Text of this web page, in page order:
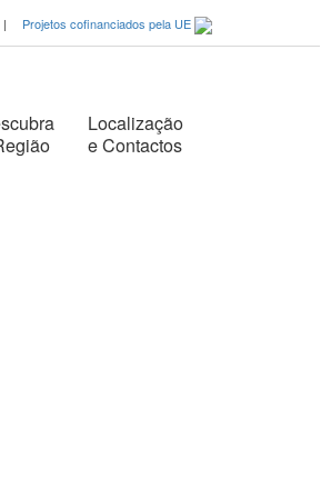
| Projetos cofinanciados pela UE
Localização
e Contactos